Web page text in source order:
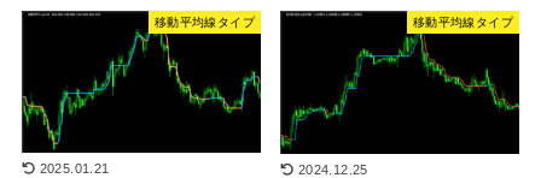
移動平均線タイプ
2025.01.21
移動平均線タイプ
2024.12.25